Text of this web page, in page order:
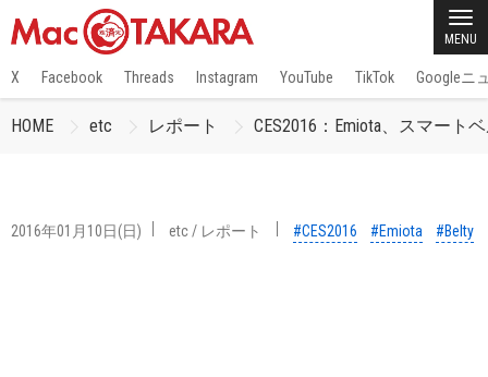
MENU
X Facebook Threads Instagram YouTube TikTok Googleニ
HOME etc レポート CES2016：Emiota、スマート
2016年01月10日(日) etc/ レポート #CES2016 #Emiota #Belty